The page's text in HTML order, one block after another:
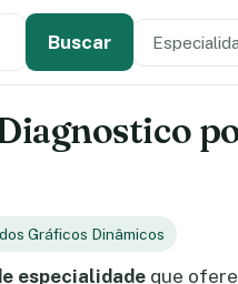
Buscar Tipo de
Gráficos Dinâmicos
especialidade que